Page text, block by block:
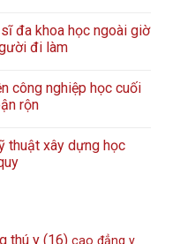
đa khoa học ngoài giờ
đi làm
công nghiệp học cuối
rộn
thuật xây dựng học
thú y(16) cao đẳng y